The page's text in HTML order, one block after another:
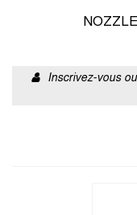
Inscrivez-vous